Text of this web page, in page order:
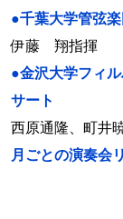
●千葉大学管弦
伊藤 翔指揮
●金沢大学フィ
サート
西原通隆、町
月ごとの演奏会